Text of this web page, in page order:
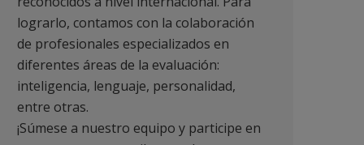
lograrlo, contamos con la colaboración
de profesionales especializados en
diferentes áreas de la evaluación:
inteligencia, lenguaje, personalidad,
entre otras.
¡Súmese a nuestro equipo y participe en